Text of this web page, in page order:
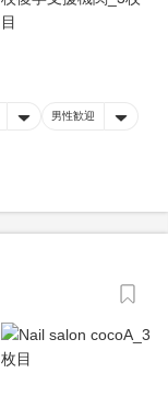
男性歓迎